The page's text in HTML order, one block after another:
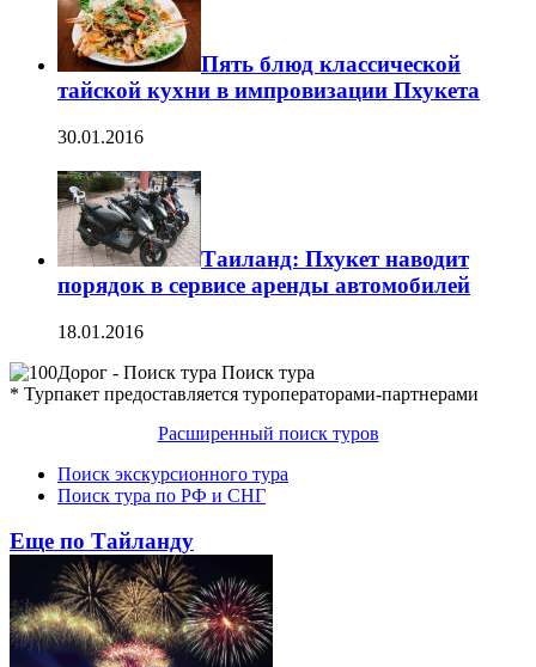
Пять блюд классической
тайской кухни в импровизации Пхукета
30.01.2016
Таиланд: Пхукет наводит
порядок в сервисе аренды автомобилей
18.01.2016
Поиск тура
* Турпакет предоставляется туроператорами-партнерами
Расширенный поиск туров
Поиск экскурсионного тура
Поиск тура по РФ и СНГ
Еще по Тайланду